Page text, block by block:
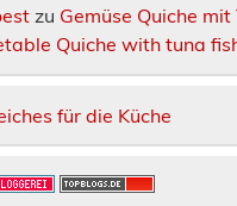
zu Gemüse Quiche mit
Quiche with tuna
für die Küche